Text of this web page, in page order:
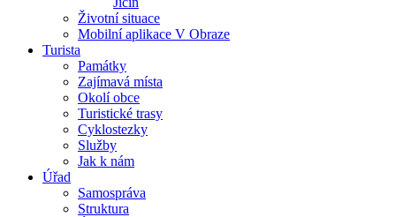
Životní situace
Mobilní aplikace V Obraze
Turista
Památky
Zajímavá místa
Okolí obce
Turistické trasy
Cyklostezky
Služby
Jak k nám
Úřad
Samospráva
Struktura